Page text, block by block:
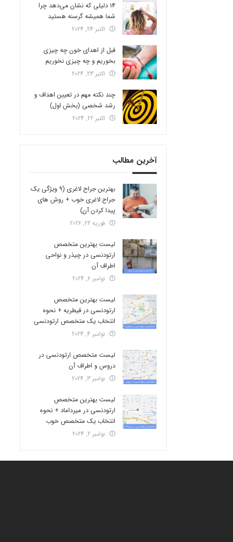
14 دلیلی که نشان می‌دهد چرا
شما همیشه گرسنه هستید
اکتبر 24, 2024
قبل از اهدای خون چه چیزی
بخوریم و چه چیزی نخوریم
اکتبر 23, 2024
چند نکته مهم در تعیین اهداف و
رشد شخصی (بخش اول)
اکتبر 22, 2024
آخرین مطالب
بهترین جراح لاغری (9 ویژگی یک
جراح لاغری خوب + روش های
پیدا کردن آن)
فوریه 22, 2026
لیست بهترین متخصص
ارتودنسی در چیذر و نواحی
اطراف آن
نوامبر 6, 2024
لیست بهترین متخصص
ارتودنسی در قیطریه + نحوه
انتخاب یک متخصص ارتودنسی
نوامبر 4, 2024
لیست متخصص ارتودنسی در
دروس و اطراف آن
نوامبر 3, 2024
لیست بهترین متخصص
ارتودنسی در میرداماد + نحوه
انتخاب یک متخصص خوب
نوامبر 2, 2024